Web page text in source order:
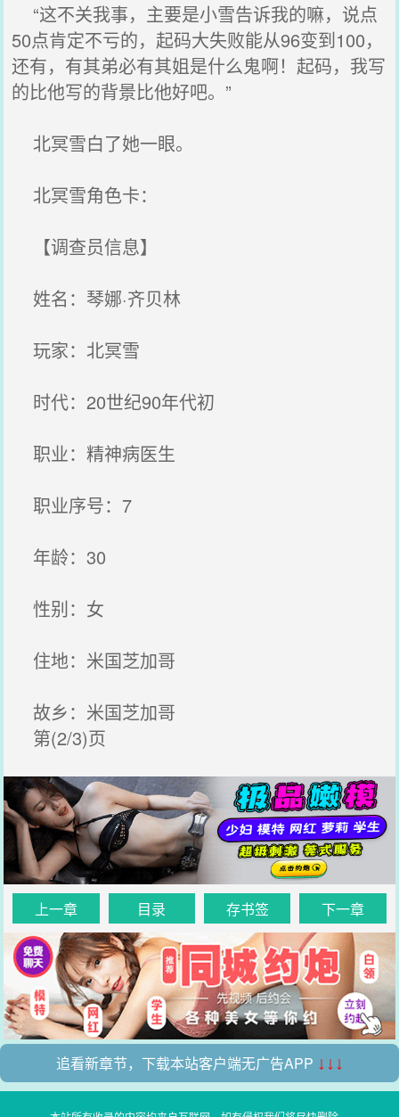
“这不关我事，主要是小雪告诉我的嘛，说点
50点肯定不亏的，起码大失败能从96变到100，
还有，有其弟必有其姐是什么鬼啊！起码，我写
的比他写的背景比他好吧。”
北冥雪白了她一眼。
北冥雪角色卡：
【调查员信息】
姓名：琴娜·齐贝林
玩家：北冥雪
时代：20世纪90年代初
职业：精神病医生
职业序号：7
年龄：30
性别：女
住地：米国芝加哥
故乡：米国芝加哥
第(2/3)页
上一章 目录 存书签 下一章
追看新章节，下载本站客户端无广告APP ↓↓↓